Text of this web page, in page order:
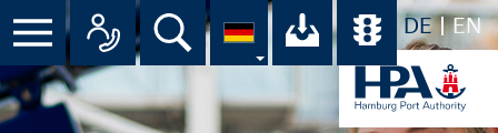
DE EN
Menü Alle Ansprechpartner im
Suche Ihr Download-